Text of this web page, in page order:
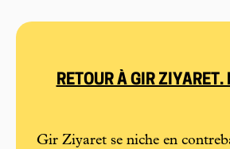
RETOUR À GIR
Gir Ziyaret se niche en